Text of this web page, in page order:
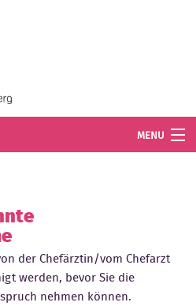
MENU
der Chefärztin/vom Chefarzt
werden, bevor Sie die
nehmen können.